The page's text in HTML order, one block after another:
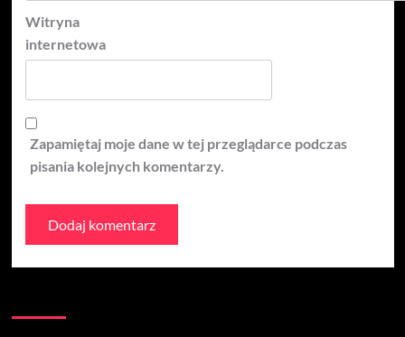
Witryna
internetowa
Zapamiętaj moje dane w tej przeglądarce podczas
pisania kolejnych komentarzy.